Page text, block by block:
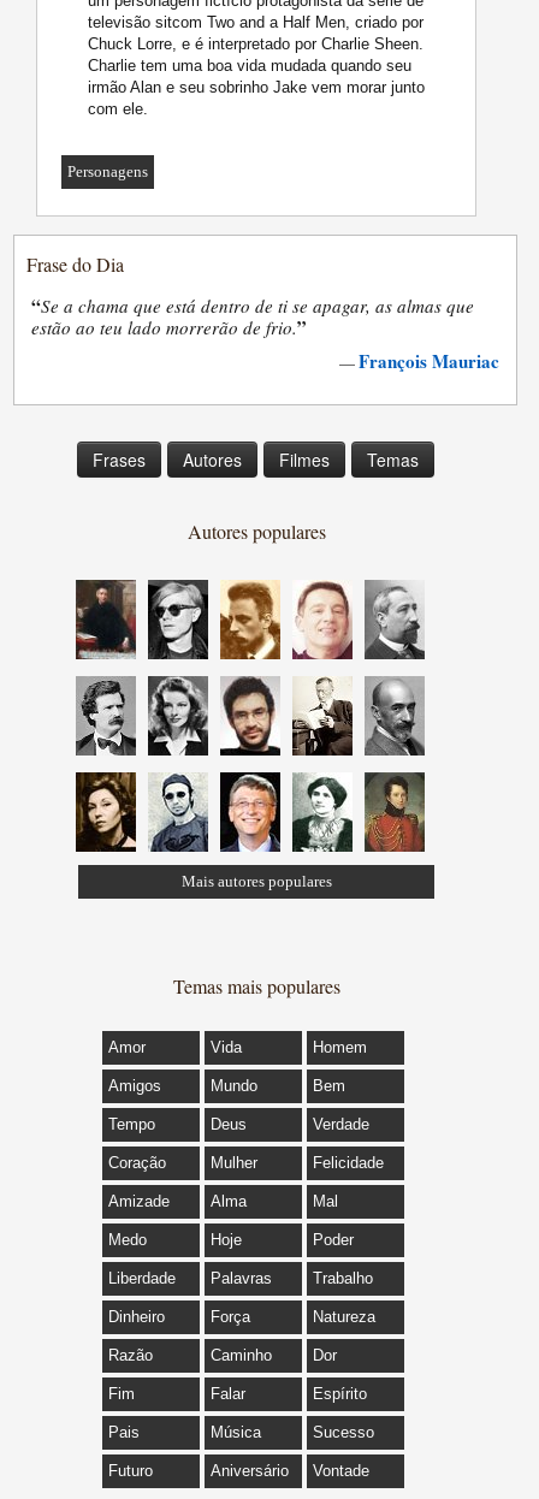
televisão sitcom Two and a Half Men, criado por
Chuck Lorre, e é interpretado por Charlie Sheen.
Charlie tem uma boa vida mudada quando seu
irmão Alan e seu sobrinho Jake vem morar junto
com ele.
Personagens
Frase do Dia
“Se a chama que está dentro de ti se apagar, as almas que
estão ao teu lado morrerão de frio.”
—François Mauriac
Frases Autores Filmes Temas
Autores populares
Mais autores populares
Temas mais populares
Amor Vida Homem
Amigos Mundo Bem
Tempo Deus Verdade
Coração Mulher Felicidade
Amizade Alma Mal
Medo Hoje Poder
Liberdade Palavras Trabalho
Dinheiro Força Natureza
Razão Caminho Dor
Fim Falar Espírito
Pais Música Sucesso
Futuro Aniversário Vontade